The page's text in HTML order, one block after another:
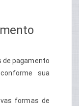
de pagamento
sua
formas de